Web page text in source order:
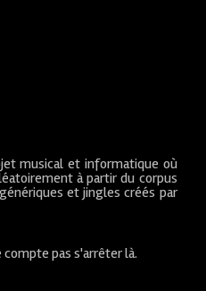
musical et informatique où
à partir du corpus
et jingles créés par
compte pas s'arrêter là.